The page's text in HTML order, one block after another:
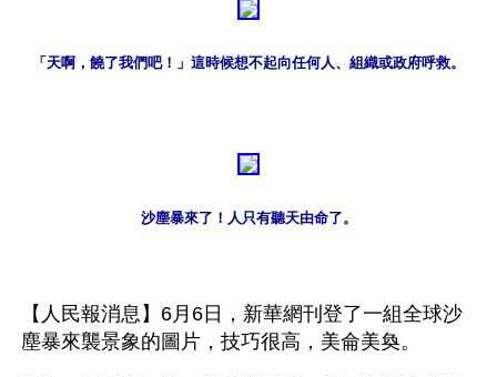
「天啊，饒了我們吧！」這時候想不起向任何人、組織或政府呼救。
沙塵暴來了！人只有聽天由命了。
【人民報消息】6月6日，新華網刊登了一組全球沙
塵暴來襲景象的圖片，技巧很高，美侖美奐。